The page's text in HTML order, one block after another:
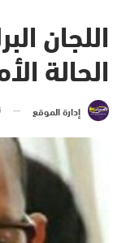
اللجان
الحالة
إدارة الموقع